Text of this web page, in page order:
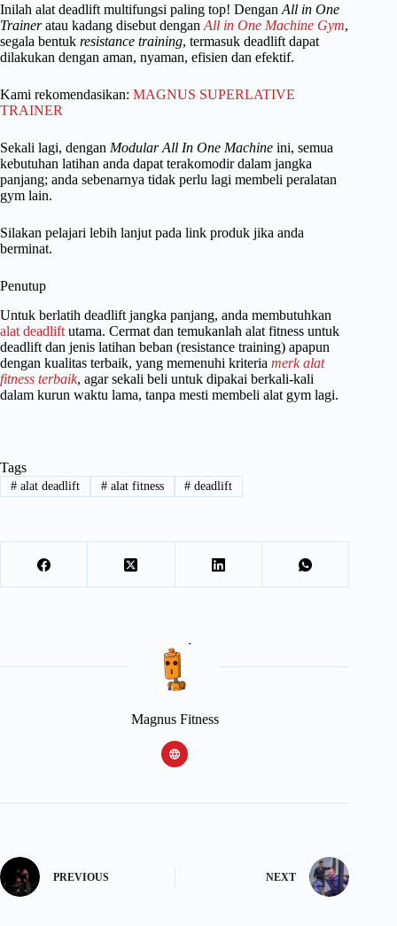
Inilah alat deadlift multifungsi paling top! Dengan All in One
Traineratau kadang disebut dengan All in One Machine Gym,
segala bentuk resistance training, termasuk deadlift dapat
dilakukan dengan aman, nyaman, efisien dan efektif.
Kami rekomendasikan: MAGNUS SUPERLATIVE
TRAINER
Sekali lagi, dengan Modular All In One Machine ini, semua
kebutuhan latihan anda dapat terakomodir dalam jangka
panjang; anda sebenarnya tidak perlu lagi membeli peralatan
gym lain.
Silakan pelajari lebih lanjut pada link produk jika anda
berminat.
Penutup
Untuk berlatih deadlift jangka panjang, anda membutuhkan
alat deadlift utama. Cermat dan temukanlah alat fitness untuk
deadlift dan jenis latihan beban (resistance training) apapun
dengan kualitas terbaik, yang memenuhi kriteria merk alat
fitness terbaik, agar sekali beli untuk dipakai berkali-kali
dalam kurun waktu lama, tanpa mesti membeli alat gym lagi.
Tags
#alat deadlift #alat fitness # deadlift
Magnus Fitness
PREVIOUS NEXT